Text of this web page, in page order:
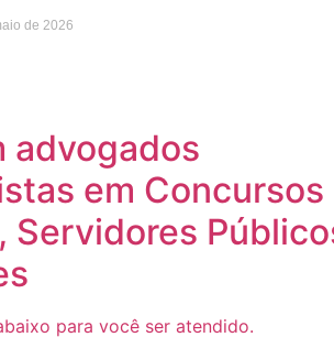
de 2026
advogados
em Concursos
Servidores
para você ser atendido.